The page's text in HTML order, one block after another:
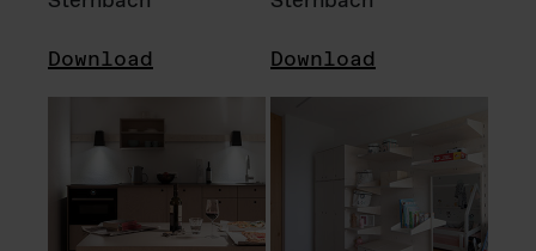
Download Download